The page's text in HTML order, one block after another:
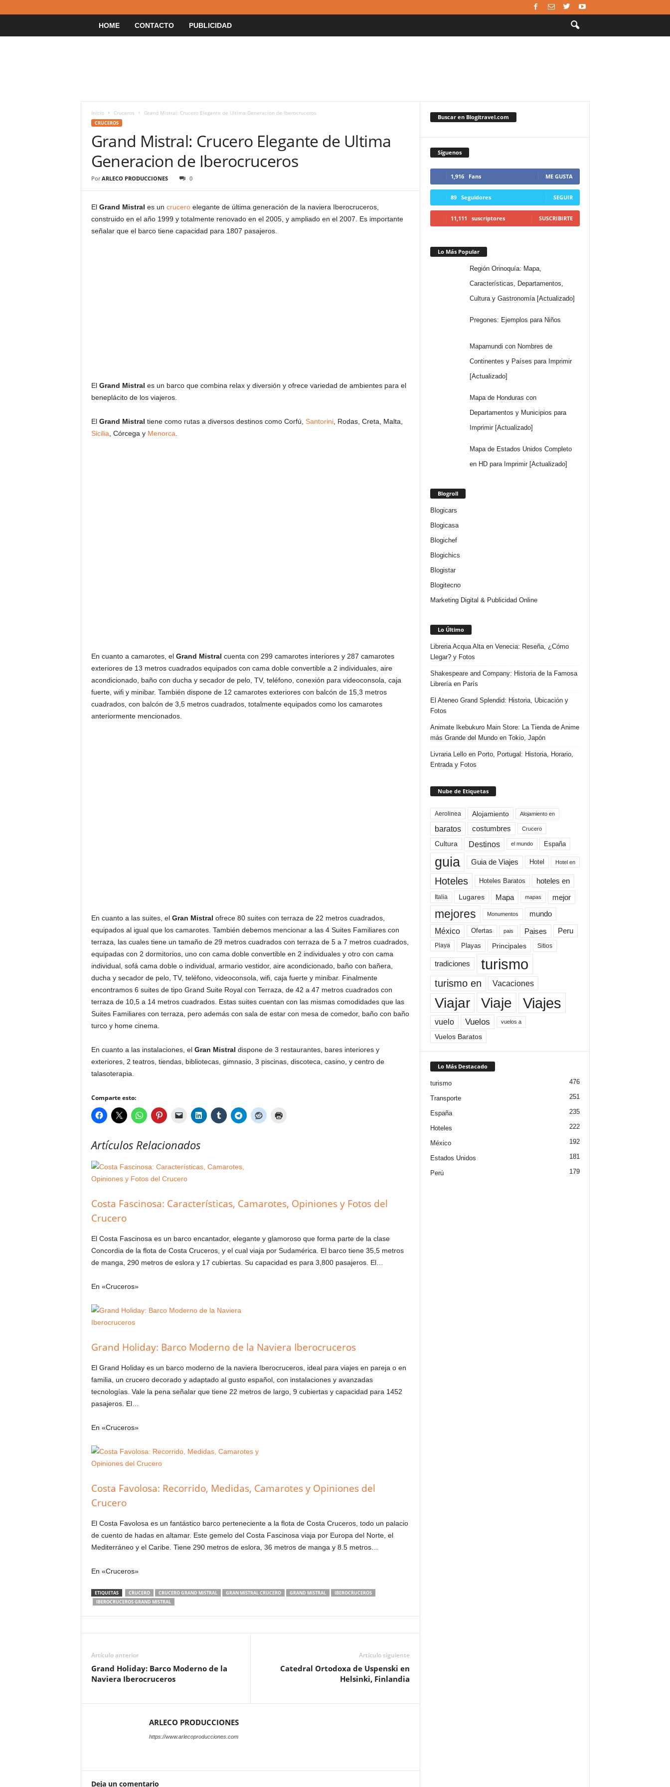
HOME CONTACTO PUBLICIDAD
Inicio Cruceros Grand Mistral: Crucero Elegante de Ultima Generacion de Iberocruceros
CRUCEROS
Grand Mistral: Crucero Elegante de Ultima
Generacion de Iberocruceros
Por ARLECO PRODUCCIONES 0
El Grand Mistral es un cruceroelegante de última generación de la naviera Iberocruceros,
construido en el año 1999 y totalmente renovado en el 2005, y ampliado en el 2007. Es importante
señalar que el barco tiene capacidad para 1807 pasajeros.
El Grand Mistral es un barco que combina relax y diversión y ofrece variedad de ambientes para el
beneplácito de los viajeros.
El Grand Mistral tiene como rutas a diversos destinos como Corfú, Santorini, Rodas, Creta, Malta,
Sicilia , Córcega y Menorca
En cuanto a camarotes, el Grand Mistral cuenta con 299 camarotes interiores y 287 camarotes
exteriores de 13 metros cuadrados equipados con cama doble convertible a 2 individuales, aire
acondicionado, baño con ducha y secador de pelo, TV, teléfono, conexión para videoconsola, caja
fuerte, wifi y minibar. También dispone de 12 camarotes exteriores con balcón de 15,3 metros
cuadrados, con balcón de 3,5 metros cuadrados, totalmente equipados como los camarotes
anteriormente mencionados.
En cuanto a las suites, el Gran Mistral ofrece 80 suites con terraza de 22 metros cuadrados,
equipados al igual que los camarotes. También debemos mencionar a las 4 Suites Familiares con
terraza, las cuales tiene un tamaño de 29 metros cuadrados con terraza de 5 a 7 metros cuadrados,
equipadas con 2 dormitorios, uno con cama doble convertible en 2 individuales y otro con cama
individual, sofá cama doble o individual, armario vestidor, aire acondicionado, baño con bañera,
ducha y secador de pelo, TV, teléfono, videoconsola, wifi, caja fuerte y minibar. Finalmente
encontramos 6 suites de tipo Grand Suite Royal con Terraza, de 42 a 47 metros cuadrados con
terraza de 10,5 a 14 metros cuadrados. Estas suites cuentan con las mismas comodidades que las
Suites Familiares con terraza, pero además con sala de estar con mesa de comedor, baño con baño
turco y home cinema.
En cuanto a las instalaciones, el Gran Mistral dispone de 3 restaurantes, bares interiores y
exteriores, 2 teatros, tiendas, bibliotecas, gimnasio, 3 piscinas, discoteca, casino, y centro de
talasoterapia.
Comparte esto:
Artículos Relacionados
Costa Fascinosa: Características, Camarotes, Opiniones y Fotos del
Crucero
El Costa Fascinosa es un barco encantador, elegante y glamoroso que forma parte de la clase
Concordia de la flota de Costa Cruceros, y el cual viaja por Sudamérica. El barco tiene 35,5 metros
de manga, 290 metros de eslora y 17 cubiertas. Su capacidad es para 3,800 pasajeros. El…
En «Cruceros»
Grand Holiday: Barco Moderno de la Naviera Iberocruceros
El Grand Holiday es un barco moderno de la naviera Iberocruceros, ideal para viajes en pareja o en
familia, un crucero decorado y adaptado al gusto español, con instalaciones y avanzadas
tecnologías. Vale la pena señalar que tiene 22 metros de largo, 9 cubiertas y capacidad para 1452
pasajeros. El…
En «Cruceros»
Costa Favolosa: Recorrido, Medidas, Camarotes y Opiniones del
Crucero
El Costa Favolosa es un fantástico barco perteneciente a la flota de Costa Cruceros, todo un palacio
de cuento de hadas en altamar. Este gemelo del Costa Fascinosa viaja por Europa del Norte, el
Mediterráneo y el Caribe. Tiene 290 metros de eslora, 36 metros de manga y 8.5 metros…
En «Cruceros»
ETIQUETAS CRUCERO CRUCERO GRAND MISTRAL GRAN MISTRAL CRUCERO GRAND MISTRAL
IBEROCRUCEROS
IBEROCRUCEROS GRAND MISTRAL
Artículo anterior
Grand Holiday: Barco Moderno de la
Naviera Iberocruceros
Artículo siguiente
Catedral Ortodoxa de Uspenski en
Helsinki, Finlandia
ARLECO PRODUCCIONES
https://www.arlecoproducciones.com
Deja un comentario
Buscar en Blogitravel.com
Síguenos
1,916 Fans ME GUSTA
89 Seguidores SEGUIR
11,111 suscriptores SUSCRIBIRTE
Lo Más Popular
Región Orinoquía: Mapa,
Características, Departamentos,
Cultura y Gastronomía [Actualizado]
Pregones: Ejemplos para Niños
Mapamundi con Nombres de
Continentes y Países para Imprimir
[Actualizado]
Mapa de Honduras con
Departamentos y Municipios para
Imprimir [Actualizado]
Mapa de Estados Unidos Completo
en HD para Imprimir [Actualizado]
Blogroll
Blogicars
Blogicasa
Blogichef
Blogichics
Blogistar
Blogitecno
Marketing Digital & Publicidad Online
Lo Último
Libreria Acqua Alta en Venecia: Reseña, ¿Cómo
Llegar? y Fotos
Shakespeare and Company: Historia de la Famosa
Librería en París
El Ateneo Grand Splendid: Historia, Ubicación y
Fotos
Animate Ikebukuro Main Store: La Tienda de Anime
más Grande del Mundo en Tokio, Japón
Livraria Lello en Porto, Portugal: Historia, Horario,
Entrada y Fotos
Nube de Etiquetas
Aerolinea Alojamiento Alojamiento en
baratos costumbres Crucero
Cultura Destinos el mundo España
guia Guia de Viajes Hotel Hotel en
Hoteles Hoteles Baratos hoteles en
Italia Lugares Mapa mapas mejor
mejores Monumentos mundo
México Ofertas pais Paises Peru
Playa Playas Principales Sitios
tradiciones turismo
turismo en Vacaciones
Viajar Viaje Viajes
vuelo Vuelos vuelos a
Vuelos Baratos
Lo Más Destacado
turismo 476
Transporte 251
España 235
Hoteles 222
México 192
Estados Unidos 181
Perú 179